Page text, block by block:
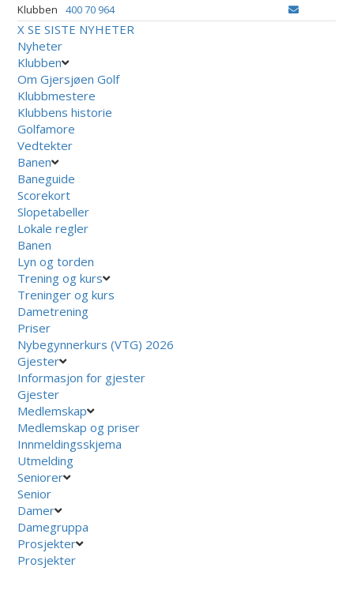
Klubben 400 70 964
X SE SISTE NYHETER
Nyheter
Klubben
Om Gjersjøen Golf
Klubbmestere
Klubbens historie
Golfamore
Vedtekter
Banen
Baneguide
Scorekort
Slopetabeller
Lokale regler
Banen
Lyn og torden
Trening og kurs
Treninger og kurs
Dametrening
Priser
Nybegynnerkurs (VTG) 2026
Gjester
Informasjon for gjester
Gjester
Medlemskap
Medlemskap og priser
Innmeldingsskjema
Utmelding
Seniorer
Senior
Damer
Damegruppa
Prosjekter
Prosjekter